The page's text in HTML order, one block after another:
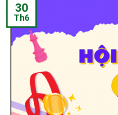
30
Th6